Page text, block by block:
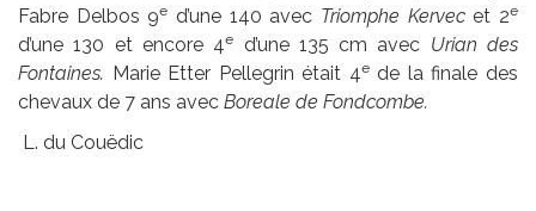
Fabre Delbos 9e d’une 140 avec Triomphe Kervecet 2e
d’une 130 et encore 4e d’une 135 cm avec Urian des
Fontaines. Marie Etter Pellegrin était 4ede la finale des
chevaux de 7 ans avec Boreale de Fondcombe.
L. du Couëdic